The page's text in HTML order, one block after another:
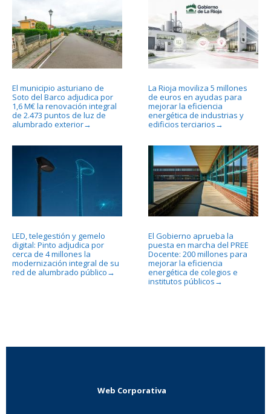
El municipio asturiano de
Soto del Barco adjudica por
1,6 M€ la renovación integral
de 2.473 puntos de luz de
alumbrado exterior→
La Rioja moviliza 5 millones
de euros en ayudas para
mejorar la eficiencia
energética de industrias y
edificios terciarios →
LED, telegestión y gemelo
digital: Pinto adjudica por
cerca de 4 millones la
modernización integral de su
red de alumbrado público →
El Gobierno aprueba la
puesta en marcha del PREE
Docente: 200 millones para
mejorar la eficiencia
energética de colegios e
institutos públicos →
Web Corporativa